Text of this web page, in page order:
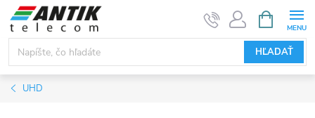
Prejsť
obsah
HĽADAŤ
KOŠÍK
UHD